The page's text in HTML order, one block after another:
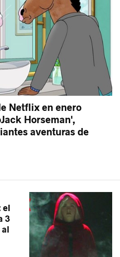
Netflix en enero
Horseman',
aventuras de
el
3